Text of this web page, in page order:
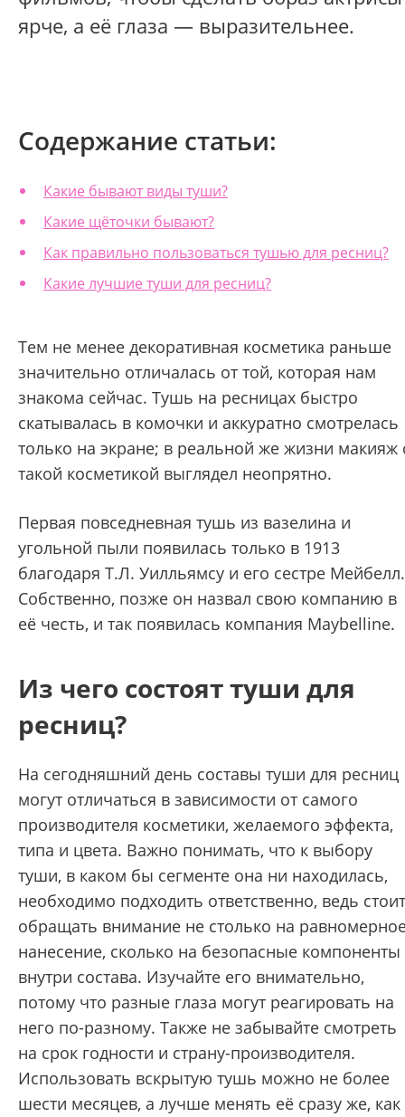
ярче, а её глаза — выразительнее.
Содержание статьи:
Какие бывают виды туши?
Какие щёточки бывают?
Как правильно пользоваться тушью для ресниц?
Какие лучшие туши для ресниц?
Тем не менее декоративная косметика раньше
значительно отличалась от той, которая нам
знакома сейчас. Тушь на ресницах быстро
скатывалась в комочки и аккуратно смотрелась
только на экране; в реальной же жизни макияж
такой косметикой выглядел неопрятно.
Первая повседневная тушь из вазелина и
угольной пыли появилась только в 1913
благодаря Т.Л. Уилльямсу и его сестре Мейбелл.
Собственно, позже он назвал свою компанию в
её честь, и так появилась компания Maybelline.
Из чего состоят туши для
ресниц?
На сегодняшний день составы туши для ресниц
могут отличаться в зависимости от самого
производителя косметики, желаемого эффекта,
типа и цвета. Важно понимать, что к выбору
туши, в каком бы сегменте она ни находилась,
необходимо подходить ответственно, ведь стоит
обращать внимание не столько на
нанесение, сколько на безопасные компоненты
внутри состава. Изучайте его внимательно,
потому что разные глаза могут реагировать на
него по-разному. Также не забывайте смотреть
на срок годности и страну-производителя.
Использовать вскрытую тушь можно не более
шести месяцев, а лучше менять её сразу же, как